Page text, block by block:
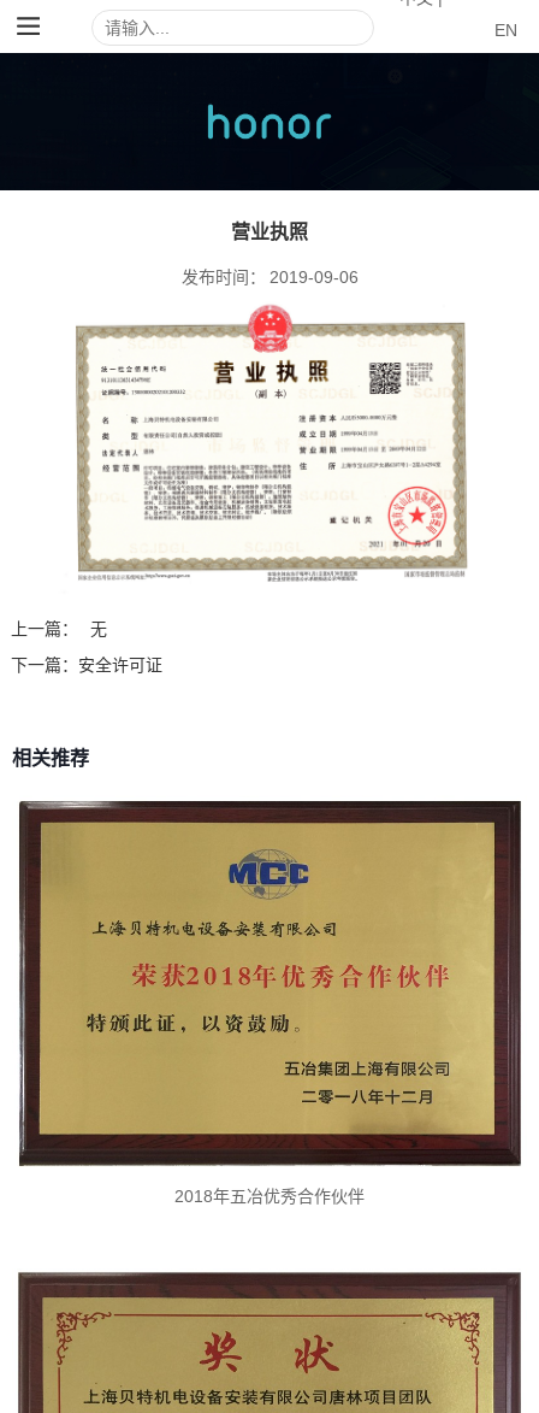
EN
营业执照
发布时间： 2019-09-06
上一篇：
无
下一篇： 安全许可证
相关推荐
2018年五冶优秀合作伙伴